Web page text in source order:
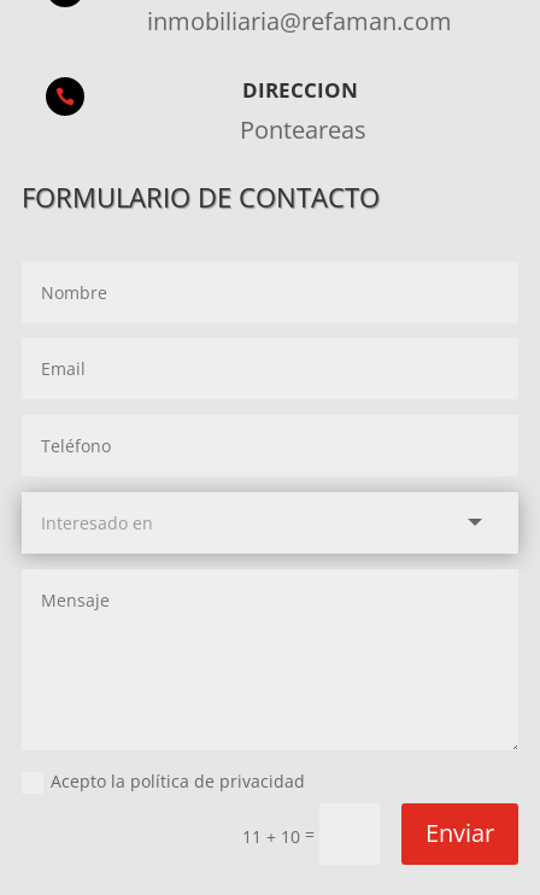
inmobiliaria@refaman.com
 DIRECCION
Ponteareas
FORMULARIO DE CONTACTO
Acepto la política de privacidad
11 + 10 = Enviar